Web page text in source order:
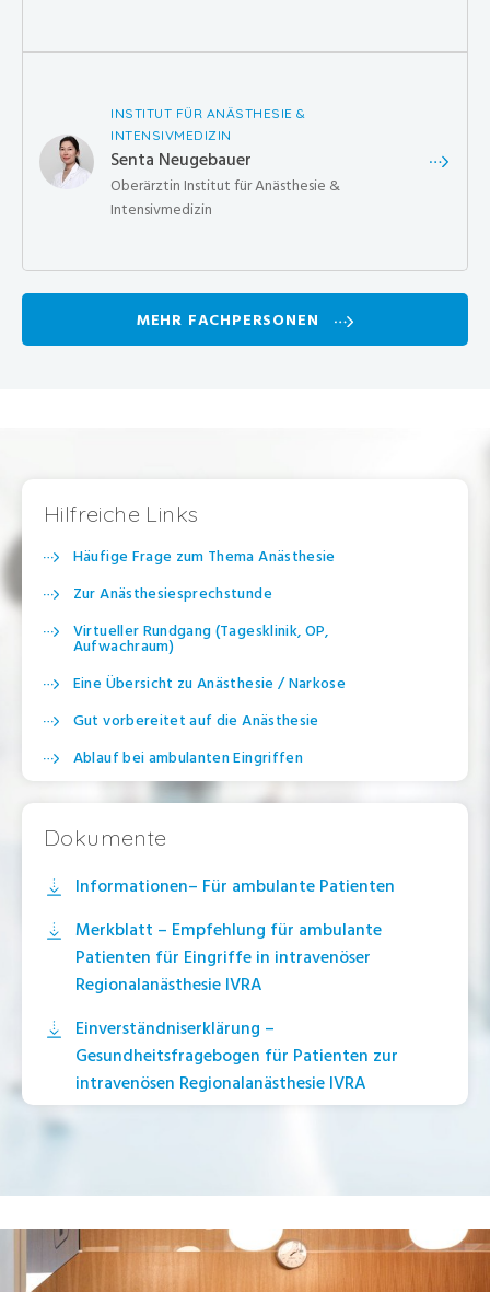
INSTITUT FÜR ANÄSTHESIE &
INTENSIVMEDIZIN
Senta Neugebauer
Oberärztin Institut für Anästhesie &
Intensivmedizin
MEHR FACHPERSONEN
Hilfreiche Links
Häufige Frage zum Thema Anästhesie
Zur Anästhesiesprechstunde
Virtueller Rundgang (Tagesklinik, OP,
Aufwachraum)
Eine Übersicht zu Anästhesie / Narkose
Gut vorbereitet auf die Anästhesie
Ablauf bei ambulanten Eingriffen
Risiken und Komplikationen der Anästhesie /
Narkose
Dokumente
Informationen– Für ambulante Patienten
Merkblatt – Empfehlung für ambulante
Patienten für Eingriffe in intravenöser
Regionalanästhesie IVRA
Einverständniserklärung –
Gesundheitsfragebogen für Patienten zur
intravenösen Regionalanästhesie IVRA